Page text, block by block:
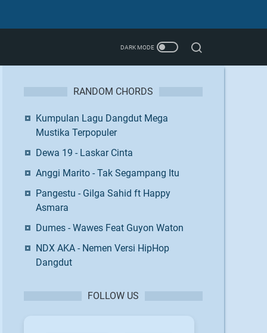
RANDOM CHORDS
Kumpulan Lagu Dangdut Mega
Mustika Terpopuler
Dewa 19 - Laskar Cinta
Anggi Marito - Tak Segampang Itu
Pangestu - Gilga Sahid ft Happy
Asmara
Dumes - Wawes Feat Guyon Waton
NDX AKA - Nemen Versi HipHop
Dangdut
FOLLOW US